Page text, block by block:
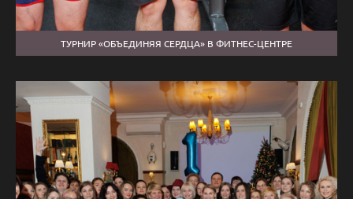
ТУРНИР «ОБЪЕДИНЯЯ СЕРДЦА» В ФИТНЕС-ЦЕНТРЕ